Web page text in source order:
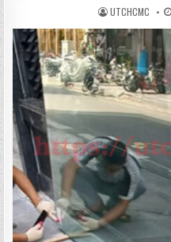
UTCHCMC